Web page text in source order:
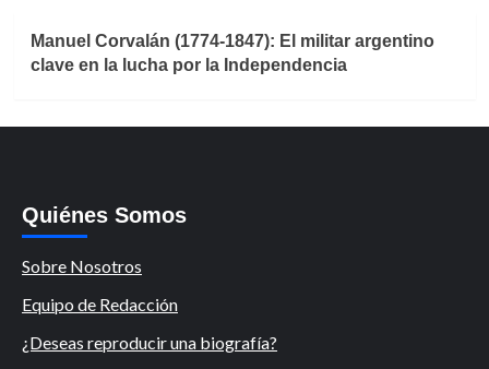
Manuel Corvalán (1774-1847): El militar argentino
clave en la lucha por la Independencia
Quiénes Somos
Sobre Nosotros
Equipo de Redacción
¿Deseas reproducir una biografía?